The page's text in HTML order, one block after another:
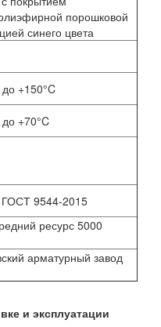
порошковой
синего цвета
+150°C
+70°C
ГОСТ 9544-2015
ресурс 5000
арматурный завод
и эксплуатации